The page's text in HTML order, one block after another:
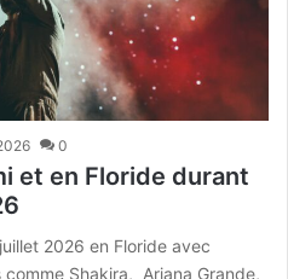
0
et en Floride durant
2026 en Floride avec
Shakira, Ariana Grande,